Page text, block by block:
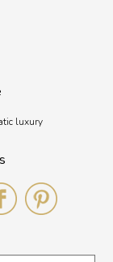
luxury